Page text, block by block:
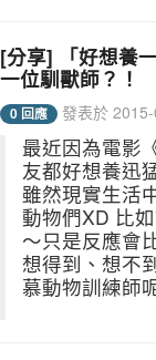
[分享] 「好想養
一位馴獸師？！
0 回應 發表於
最近因為電影
友都好想養
雖然現實生活
動物們XD 比
～只是反應
想得到、想不
慕動物訓練師